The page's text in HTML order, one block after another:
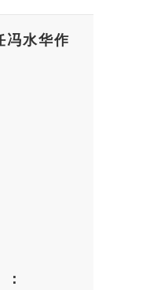
冯水华作